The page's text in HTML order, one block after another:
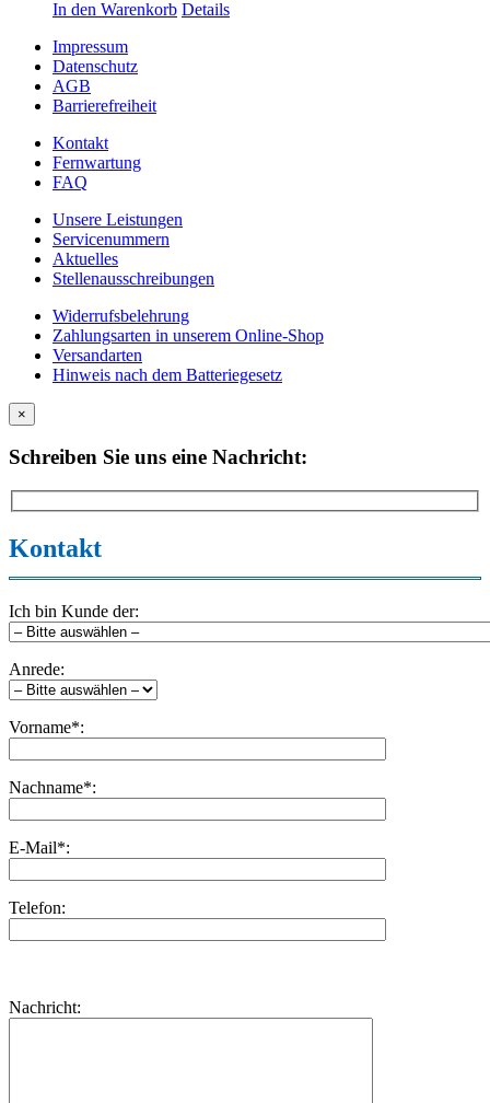
In den Warenkorb Details
Impressum
Datenschutz
AGB
Barrierefreiheit
Kontakt
Fernwartung
FAQ
Unsere Leistungen
Servicenummern
Aktuelles
Stellenausschreibungen
Widerrufsbelehrung
Zahlungsarten in unserem Online-Shop
Versandarten
Hinweis nach dem Batteriegesetz
×
Schreiben Sie uns eine Nachricht:
Kontakt
Ich bin Kunde der:
Anrede:
Vorname*:
Nachname*:
E-Mail*:
Telefon:
dieses
lasse
Nachricht: